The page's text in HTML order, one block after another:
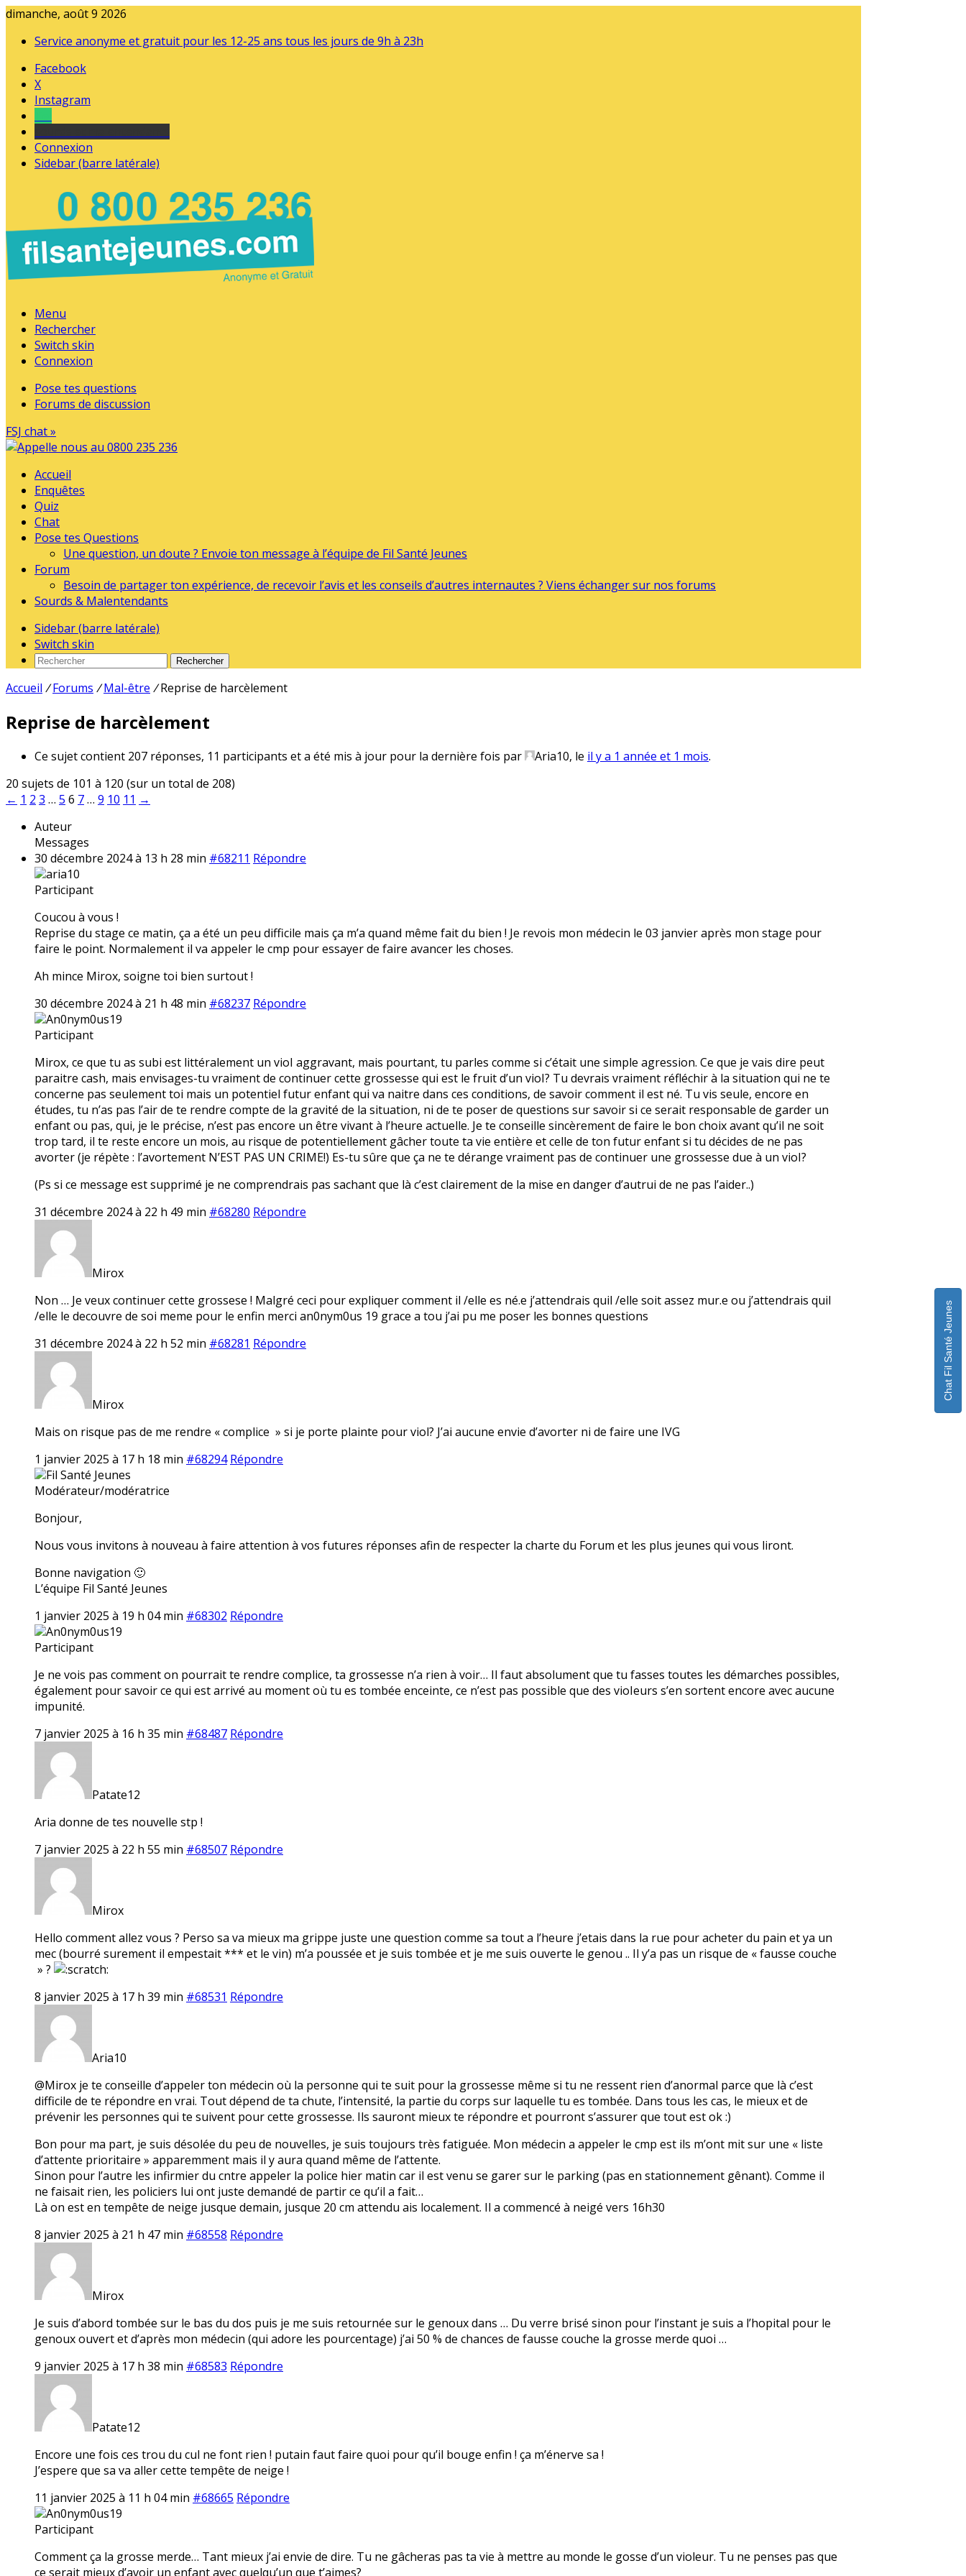
dimanche, août 9 2026
Service anonyme et gratuit pour les 12-25 ans tous les jours de 9h à 23h
Facebook
X
Instagram
Connexion
Sidebar (barre latérale)
Menu
Rechercher
Switch skin
Connexion
Pose tes questions
Forums de discussion
FSJ chat »
Accueil
Enquêtes
Quiz
Chat
Pose tes Questions
Une question, un doute ? Envoie ton message à l’équipe de Fil Santé Jeunes
Forum
Besoin de partager ton expérience, de recevoir l’avis et les conseils d’autres internautes ? Viens échanger sur nos forums
Sourds & Malentendants
Sidebar (barre latérale)
Switch skin
Rechercher
Accueil / Forums / Mal-être / Reprise de harcèlement
Reprise de harcèlement
Ce sujet contient 207 réponses, 11 participants et a été mis à jour pour la dernière fois par Aria10, le il y a 1 année et 1 mois.
20 sujets de 101 à 120 (sur un total de 208)
← 1 2 3 … 5 6 7… 9 10 11 →
Auteur
Messages
30 décembre 2024 à 13 h 28 min #68211 Répondre
aria10
Participant
Coucou à vous !
Reprise du stage ce matin, ça a été un peu difficile mais ça m’a quand même fait du bien ! Je revois mon médecin le 03 janvier après mon stage pour
faire le point. Normalement il va appeler le cmp pour essayer de faire avancer les choses.
Ah mince Mirox, soigne toi bien surtout !
30 décembre 2024 à 21 h 48 min #68237 Répondre
An0nym0us19
Participant
Mirox, ce que tu as subi est littéralement un vioI aggravant, mais pourtant, tu parles comme si c’était une simple agression. Ce que je vais dire peut
paraitre cash, mais envisages-tu vraiment de continuer cette grossesse qui est le fruit d’un vioI? Tu devrais vraiment réfléchir à la situation qui ne te
concerne pas seulement toi mais un potentiel futur enfant qui va naitre dans ces conditions, de savoir comment il est né. Tu vis seule, encore en
études, tu n’as pas l’air de te rendre compte de la gravité de la situation, ni de te poser de questions sur savoir si ce serait responsable de garder un
enfant ou pas, qui, je le précise, n’est pas encore un être vivant à l’heure actuelle. Je te conseille sincèrement de faire le bon choix avant qu’il ne soit
trop tard, il te reste encore un mois, au risque de potentiellement gâcher toute ta vie entière et celle de ton futur enfant si tu décides de ne pas
avorter (je répète : l’avortement N’EST PAS UN CRIME!) Es-tu sûre que ça ne te dérange vraiment pas de continuer une grossesse due à un vioI?
(Ps si ce message est supprimé je ne comprendrais pas sachant que là c’est clairement de la mise en danger d’autrui de ne pas l’aider..)
31 décembre 2024 à 22 h 49 min #68280 Répondre
Mirox
Non … Je veux continuer cette grossese ! Malgré ceci pour expliquer comment il /elle es né.e j’attendrais quil /elle soit assez mur.e ou j’attendrais quil
/elle le decouvre de soi meme pour le enfin merci an0nym0us 19 grace a tou j’ai pu me poser les bonnes questions
31 décembre 2024 à 22 h 52 min #68281 Répondre
Mirox
Mais on risque pas de me rendre « complice » si je porte plainte pour viol? J’ai aucune envie d’avorter ni de faire une IVG
1 janvier 2025 à 17 h 18 min #68294 Répondre
Fil Santé Jeunes
Modérateur/modératrice
Bonjour,
Nous vous invitons à nouveau à faire attention à vos futures réponses afin de respecter la charte du Forum et les plus jeunes qui vous liront.
Bonne navigation 🙂
L’équipe Fil Santé Jeunes
1 janvier 2025 à 19 h 04 min #68302 Répondre
An0nym0us19
Participant
Je ne vois pas comment on pourrait te rendre complice, ta grossesse n’a rien à voir… Il faut absolument que tu fasses toutes les démarches possibles,
également pour savoir ce qui est arrivé au moment où tu es tombée enceinte, ce n’est pas possible que des vioIeurs s’en sortent encore avec aucune
impunité.
7 janvier 2025 à 16 h 35 min #68487 Répondre
Patate12
Aria donne de tes nouvelle stp !
7 janvier 2025 à 22 h 55 min #68507 Répondre
Mirox
Hello comment allez vous ? Perso sa va mieux ma grippe juste une question comme sa tout a l’heure j’etais dans la rue pour acheter du pain et ya un
mec (bourré surement il empestait *** et le vin) m’a poussée et je suis tombée et je me suis ouverte le genou .. Il y’a pas un risque de « fausse couche
» ?
8 janvier 2025 à 17 h 39 min #68531 Répondre
Aria10
@Mirox je te conseille d’appeler ton médecin où la personne qui te suit pour la grossesse même si tu ne ressent rien d’anormal parce que là c’est
difficile de te répondre en vrai. Tout dépend de ta chute, l’intensité, la partie du corps sur laquelle tu es tombée. Dans tous les cas, le mieux et de
prévenir les personnes qui te suivent pour cette grossesse. Ils sauront mieux te répondre et pourront s’assurer que tout est ok :)
Bon pour ma part, je suis désolée du peu de nouvelles, je suis toujours très fatiguée. Mon médecin a appeler le cmp est ils m’ont mit sur une « liste
d’attente prioritaire » apparemment mais il y aura quand même de l’attente.
Sinon pour l’autre les infirmier du cntre appeler la police hier matin car il est venu se garer sur le parking (pas en stationnement gênant). Comme il
ne faisait rien, les policiers lui ont juste demandé de partir ce qu’il a fait…
Là on est en tempête de neige jusque demain, jusque 20 cm attendu ais localement. Il a commencé à neigé vers 16h30
8 janvier 2025 à 21 h 47 min #68558 Répondre
Mirox
Je suis d’abord tombée sur le bas du dos puis je me suis retournée sur le genoux dans … Du verre brisé sinon pour l’instant je suis a l’hopital pour le
genoux ouvert et d’après mon médecin (qui adore les pourcentage) j’ai 50 % de chances de fausse couche la grosse merde quoi …
9 janvier 2025 à 17 h 38 min #68583 Répondre
Patate12
Encore une fois ces trou du cul ne font rien ! putain faut faire quoi pour qu’il bouge enfin ! ça m’énerve sa !
J’espere que sa va aller cette tempête de neige !
11 janvier 2025 à 11 h 04 min #68665 Répondre
An0nym0us19
Participant
Comment ça la grosse merde… Tant mieux j’ai envie de dire. Tu ne gâcheras pas ta vie à mettre au monde le gosse d’un violeur. Tu ne penses pas que
ce serait mieux d’avoir un enfant avec quelqu’un que t’aimes?
Chat Fil Santé Jeunes